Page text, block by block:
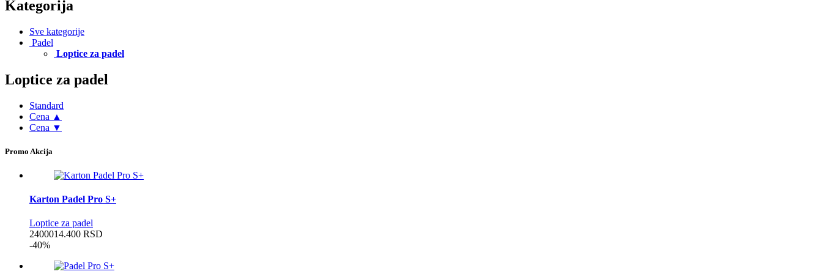
Kategorija
Sve kategorije
Padel
Loptice za padel
Loptice za padel
Standard
Cena ▲
Cena ▼
Promo Akcija
Karton Padel Pro S+
Loptice za padel
2400014.400 RSD
-40%